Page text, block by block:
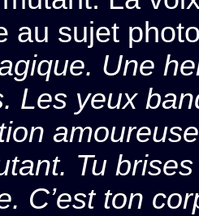
au sujet
Une
Les yeux
Tu
C’est ton